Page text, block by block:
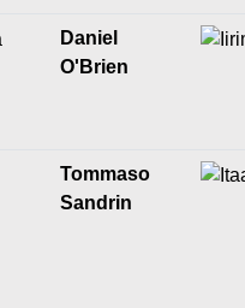
Daniel
O'Brien
Tommaso
Sandrin